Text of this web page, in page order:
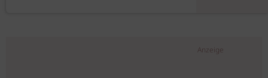
Anzeige